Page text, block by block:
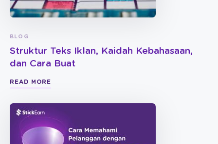
BLOG
Struktur Teks Iklan, Kaidah Kebahasaan,
dan Cara Buat
READ MORE